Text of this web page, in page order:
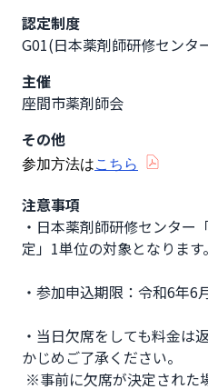
認定制度
G01(日本薬剤師研修センタ
主催
座間市薬剤師会
その他
参加方法はこちら
注意事項
・日本薬剤師研修センター
定」1単位の対象となります。
・参加申込期限：令和6年6
・当日欠席をしても料金は
かじめご了承